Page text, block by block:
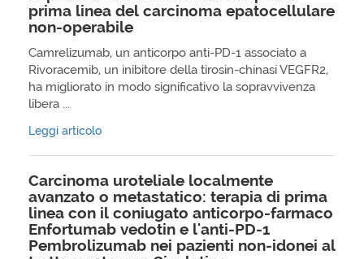
prima linea del carcinoma epatocellulare
non-operabile
Camrelizumab, un anticorpo anti-PD-1 associato a
Rivoracemib, un inibitore della tirosin-chinasi VEGFR2,
ha migliorato in modo significativo la sopravvivenza
libera ...
Leggi articolo
Carcinoma uroteliale localmente
avanzato o metastatico: terapia di prima
linea con il coniugato anticorpo-farmaco
Enfortumab vedotin e l'anti-PD-1
Pembrolizumab nei pazienti non-idonei al